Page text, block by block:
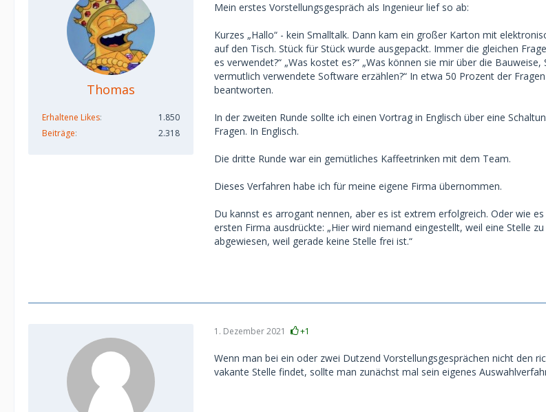
Thomas
Erhaltene Likes
1.850
Beiträge
2.318
Mein erstes Vorstellungsgespräch als Ingenieur lief so ab:
Kurzes „Hallo“ - kein Smalltalk. Dann kam ein großer Karton mit
auf den Tisch. Stück für Stück wurde ausgepackt. Immer die gleichen
es verwendet?“ „Was kostet es?“ „Was können sie mir über die Bauweise,
vermutlich verwendete Software erzählen?“ In etwa 50 Prozent der
beantworten.
In der zweiten Runde sollte ich einen Vortrag in Englisch über eine
Fragen. In Englisch.
Die dritte Runde war ein gemütliches Kaffeetrinken mit dem Team.
Dieses Verfahren habe ich für meine eigene Firma übernommen.
Du kannst es arrogant nennen, aber es ist extrem erfolgreich. Oder wie
ersten Firma ausdrückte: „Hier wird niemand eingestellt, weil eine Stelle
abgewiesen, weil gerade keine Stelle frei ist.“
1. Dezember 2021 +1
Wenn man bei ein oder zwei Dutzend Vorstellungsgesprächen nicht den
vakante Stelle findet, sollte man zunächst mal sein eigenes